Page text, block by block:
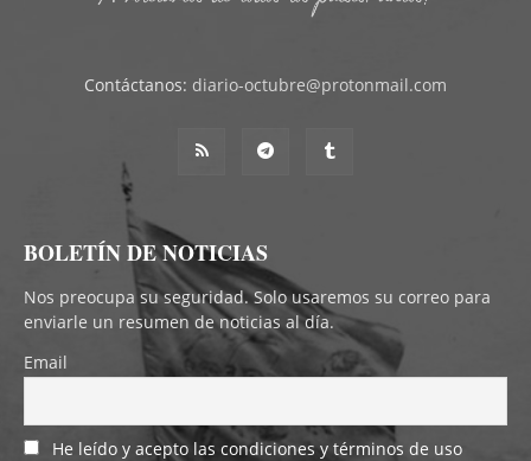
Contáctanos: diario-octubre@protonmail.com
BOLETÍN DE NOTICIAS
Nos preocupa su seguridad. Solo usaremos su correo para
enviarle un resumen de noticias al día.
Email
He leído y acepto las condiciones y términos de uso